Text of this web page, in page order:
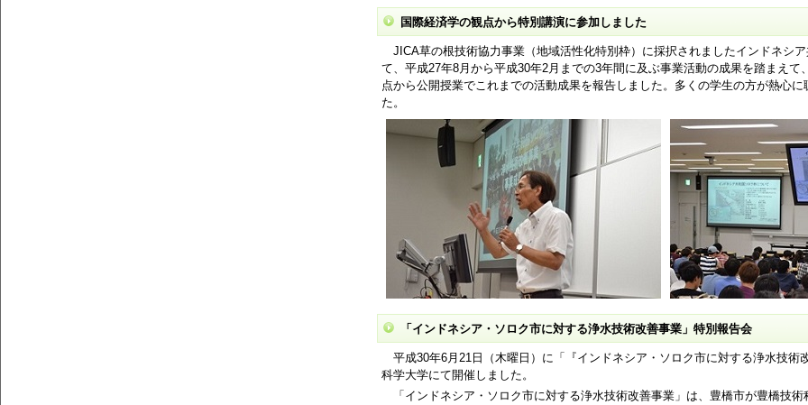
国際経済学の観点から特別講演に参加しました
JICA草の根技術協力事業（地域活性化特別枠）に採択されましたインドネシ
て、平成27年8月から平成30年2月までの3年間に及ぶ事業活動の成果を踏まえ
点から公開授業でこれまでの活動成果を報告しました。多くの学生の方が熱心
た。
「インドネシア・ソロク市に対する浄水技術改善事業」特別報告会
平成30年6月21日（木曜日）に「『インドネシア・ソロク市に対する浄水技術
科学大学にて開催しました。
「インドネシア・ソロク市に対する浄水技術改善事業」は、豊橋市が豊橋技